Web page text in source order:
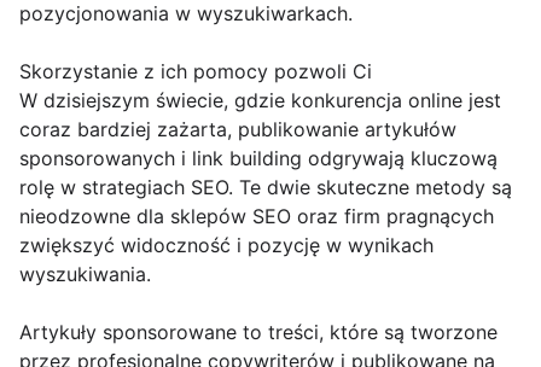
pozycjonowania w wyszukiwarkach.
Skorzystanie z ich pomocy pozwoli Ci
W dzisiejszym świecie, gdzie konkurencja online jest
coraz bardziej zażarta, publikowanie artykułów
sponsorowanych i link building odgrywają kluczową
rolę w strategiach SEO. Te dwie skuteczne metody są
nieodzowne dla sklepów SEO oraz firm pragnących
zwiększyć widoczność i pozycję w wynikach
wyszukiwania.
Artykuły sponsorowane to treści, które są tworzone
przez profesjonalne copywriterów i publikowane na